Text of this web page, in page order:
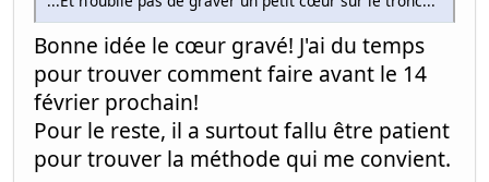
Bonne idée le cœur gravé! J'ai du temps
pour trouver comment faire avant le 14
février prochain!
Pour le reste, il a surtout fallu être patient
pour trouver la méthode qui me convient.